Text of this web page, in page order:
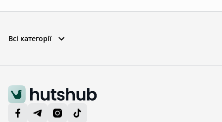
Всі категорії